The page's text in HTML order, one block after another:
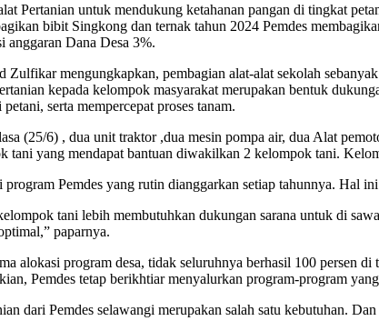
Pertanian untuk mendukung ketahanan pangan di tingkat
bibit Singkong dan ternak tahun 2024 Pemdes
anggaran Dana Desa 3%.
mengungkapkan, pembagian alat-alat sekolah
kepada kelompok masyarakat merupakan bentuk
serta mempercepat proses tanam.
(25/6) , dua unit traktor ,dua mesin pompa air, dua Alat
tani yang mendapat bantuan diwakilkan 2 kelompok tani.
Pemdes yang rutin dianggarkan setiap tahunnya. Hal
tani lebih membutuhkan dukungan sarana untuk di
paparnya.
alokasi program desa, tidak seluruhnya berhasil 100 persen
Pemdes tetap berikhtiar menyalurkan program-program
dari Pemdes selawangi merupakan salah satu kebutuhan.